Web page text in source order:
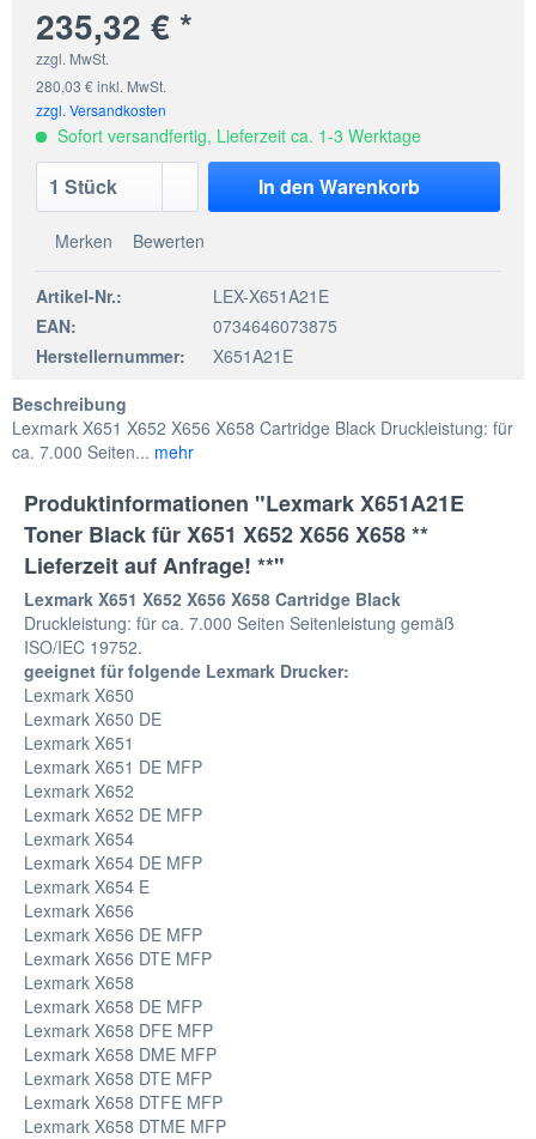
235,32 € *
zzgl. MwSt.
280,03 € inkl. MwSt.
zzgl. Versandkosten
Sofort versandfertig, Lieferzeit ca. 1-3 Werktage
In den Warenkorb
Merken Bewerten
Artikel-Nr.:
LEX-X651A21E
EAN:
0734646073875
Herstellernummer:
X651A21E
Beschreibung
Lexmark X651 X652 X656 X658 Cartridge Black Druckleistung: für
ca. 7.000 Seiten... mehr
Produktinformationen "Lexmark X651A21E
Toner Black für X651 X652 X656 X658 **
Lieferzeit auf Anfrage! **"
Lexmark X651 X652 X656 X658 Cartridge Black
Druckleistung: für ca. 7.000 Seiten Seitenleistung gemäß
ISO/IEC 19752.
geeignet für folgende Lexmark Drucker:
Lexmark X650
Lexmark X650 DE
Lexmark X651
Lexmark X651 DE MFP
Lexmark X652
Lexmark X652 DE MFP
Lexmark X654
Lexmark X654 DE MFP
Lexmark X654 E
Lexmark X656
Lexmark X656 DE MFP
Lexmark X656 DTE MFP
Lexmark X658
Lexmark X658 DE MFP
Lexmark X658 DFE MFP
Lexmark X658 DME MFP
Lexmark X658 DTE MFP
Lexmark X658 DTFE MFP
Lexmark X658 DTME MFP